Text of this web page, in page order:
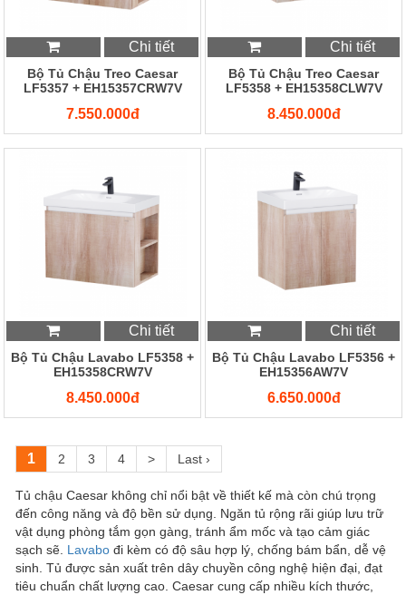
Chi tiết
Bộ Tủ Chậu Treo Caesar
LF5357 + EH15357CRW7V
7.550.000đ
Chi tiết
Bộ Tủ Chậu Treo Caesar
LF5358 + EH15358CLW7V
8.450.000đ
Chi tiết
Bộ Tủ Chậu Lavabo LF5358 +
EH15358CRW7V
8.450.000đ
Chi tiết
Bộ Tủ Chậu Lavabo LF5356 +
EH15356AW7V
6.650.000đ
1 2 3 4 > Last ›
Tủ chậu Caesar không chỉ nổi bật về thiết kế mà còn chú trọng
đến công năng và độ bền sử dụng. Ngăn tủ rộng rãi giúp lưu trữ
vật dụng phòng tắm gọn gàng, tránh ẩm mốc và tạo cảm giác
sạch sẽ. Lavabo đi kèm có độ sâu hợp lý, chống bám bẩn, dễ vệ
sinh. Tủ được sản xuất trên dây chuyền công nghệ hiện đại, đạt
tiêu chuẩn chất lượng cao. Caesar cung cấp nhiều kích thước,